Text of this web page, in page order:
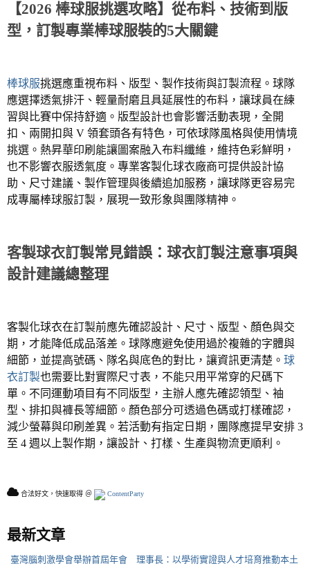
【2026 棒球服挑選攻略】從布料、技術到版
型，訂製專業棒球服裝的5大關鍵
棒球服挑選應重視布料、版型、製作技術與訂製流程。球隊
應選擇透氣排汗、輕量耐磨且具延展性的布料，讓球員在練
習與比賽中保持舒適。版型設計也會影響活動表現，全開
扣、兩開扣與 V 領套頭各有特色，可依球隊風格與使用情境
挑選。熱昇華印刷能讓圖案融入布料纖維，維持色彩鮮明，
也不影響衣服透氣度。專業客製化球衣廠商可提供設計協
助、尺寸建議、製作管理與後續追加服務，讓球隊更容易完
成專屬棒球服訂製，展現一致形象與團隊精神。
客製球衣訂製常見錯誤：球衣訂製注意事項與
設計建議總整理
客製化球衣在訂製前應先確認設計、尺寸、版型、顏色與交
期，才能降低成品落差。球隊應避免使用過於複雜的字體與
細節，並提高號碼、隊名與底色的對比，讓資訊更清楚。 球
衣訂製也需要比對實際尺寸表，不能只用平常穿的尺碼下
單。不同運動項目有不同版型，主辦人應先確認領型、袖
型、排扣與褲長等細節。顏色部分可透過色碼或打樣確認，
減少螢幕與印刷差異。若活動有指定日期，團隊應提早安排 3
至 4 週以上製作期，讓設計、打樣、生產與物流更順利。
合法好文，快速取得 ＠ ContentParty
最新文章
臺灣腦刺激學會舉辦首屆年會 理事長：以學術實證與人才培育推動本土